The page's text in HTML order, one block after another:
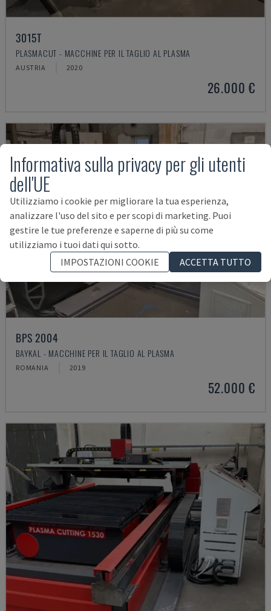
3015T
PLASMACUT - MACCHINE PER IL TAGLIO AL PLASMA
AUSTRIA 2020
26.000 €
BPS 2004
BAYKAL - MACCHINE PER IL TAGLIO AL PLASMA
ROMANIA 2019
52.000 €
Informativa sulla privacy per gli utenti
dell'UE
Utilizziamo i cookie per migliorare la tua esperienza,
analizzare l'uso del sito e per scopi di marketing. Puoi
gestire le tue preferenze e saperne di più su come
utilizziamo i tuoi dati qui sotto.
IMPOSTAZIONI COOKIE
ACCETTA TUTTO